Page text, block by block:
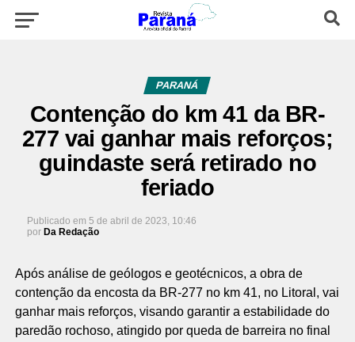
PARANÁ
Contenção do km 41 da BR-
277 vai ganhar mais reforços;
guindaste será retirado no
feriado
Publicado em 5 de abril de 2023, 10:46
por Da Redação
Após análise de geólogos e geotécnicos, a obra de
contenção da encosta da BR-277 no km 41, no Litoral, vai
ganhar mais reforços, visando garantir a estabilidade do
paredão rochoso, atingido por queda de barreira no final